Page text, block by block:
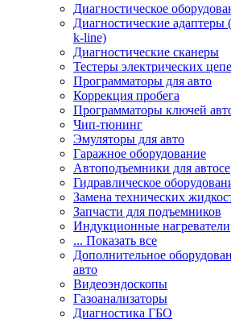
Диагностическое
Диагностические адаптеры
k-line)
Диагностические сканеры
Тестеры электрических
Программаторы для авто
Коррекция пробега
Программаторы ключей
Чип-тюнинг
Эмуляторы для авто
Гаражное оборудование
Автоподъемники для
Гидравлическое
Замена технических
Запчасти для подъемников
Индукционные нагреватели
... Показать все
Дополнительное
авто
Видеоэндоскопы
Газоанализаторы
Диагностика ГБО